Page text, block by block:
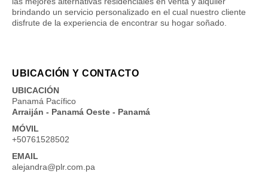
brindando un servicio personalizado en el cual nuestro cliente
disfrute de la experiencia de encontrar su hogar soñado.
UBICACIÓN Y CONTACTO
UBICACIÓN
Panamá Pacífico
Arraiján - Panamá Oeste - Panamá
MÓVIL
+50761528502
EMAIL
alejandra@plr.com.pa